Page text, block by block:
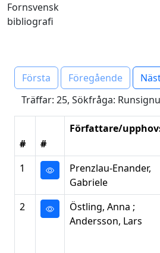
Fornsvensk
bibliografi
Första Föregående
Träffar: 25, Sökfråga:
# #
Författare/
1
Prenzlau-Enander,
Gabriele
2
Östling, Anna ;
Andersson, Lars